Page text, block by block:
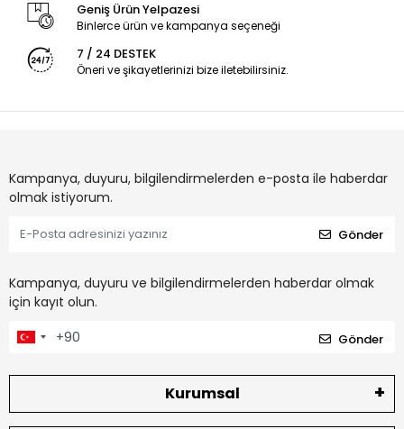
Geniş Ürün Yelpazesi
Binlerce ürün ve kampanya seçeneği
7 / 24 DESTEK
Öneri ve şikayetlerinizi bize iletebilirsiniz.
Kampanya, duyuru, bilgilendirmelerden e-posta ile haberdar
olmak istiyorum.
Gönder
Kampanya, duyuru ve bilgilendirmelerden haberdar olmak
için kayıt olun.
Gönder
Kurumsal